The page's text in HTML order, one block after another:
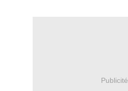
Publicité